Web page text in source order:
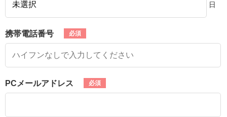
日
携帯電話番号
PCメールアドレス